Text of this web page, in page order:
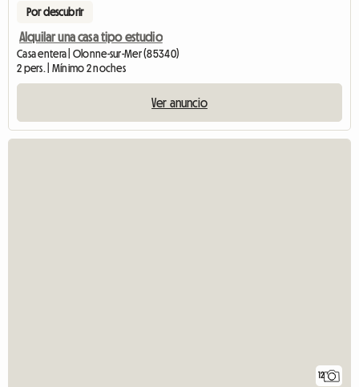
Por descubrir
Alquilar una casa tipo estudio
Casa entera | Olonne-sur-Mer (85340)
2 pers. | Mínimo 2 noches
Ver anuncio
12